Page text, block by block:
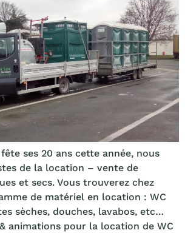
ses 20 ans cette année, nous
de la location – vente de
et secs. Vous trouverez chez
de matériel en location : WC
sèches, douches, lavabos, etc…
animations pour la location de WC